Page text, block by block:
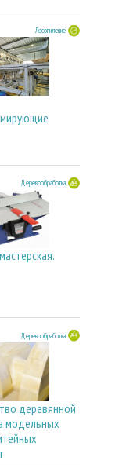
Лесопиление
Деревообработка
Деревообработка
деревянной
модельных